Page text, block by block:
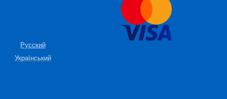
Русский
Український